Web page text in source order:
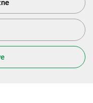
2014. godine!